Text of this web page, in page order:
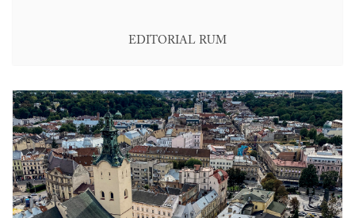
EDITORIAL RUM